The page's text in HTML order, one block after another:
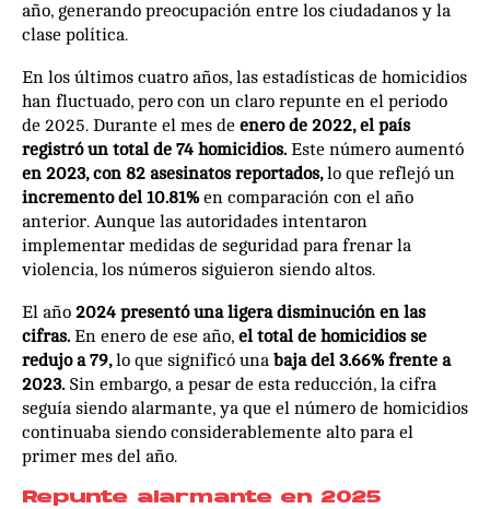
año, generando preocupación entre los ciudadanos y la
clase política.
En los últimos cuatro años, las estadísticas de homicidios
han fluctuado, pero con un claro repunte en el periodo
de 2025. Durante el mes de enero de 2022, el país
registró un total de 74 homicidios. Este número aumentó
en 2023, con 82 asesinatos reportados,lo que reflejó un
incremento del 10.81%en comparación con el año
anterior. Aunque las autoridades intentaron
implementar medidas de seguridad para frenar la
violencia, los números siguieron siendo altos.
El año 2024 presentó una ligera disminución en las
cifras. En enero de ese año, el total de homicidios se
redujo a 79,lo que significó una baja del 3.66% frente a
2023. Sin embargo, a pesar de esta reducción, la cifra
seguía siendo alarmante, ya que el número de homicidios
continuaba siendo considerablemente alto para el
primer mes del año.
Repunte alarmante en 2025